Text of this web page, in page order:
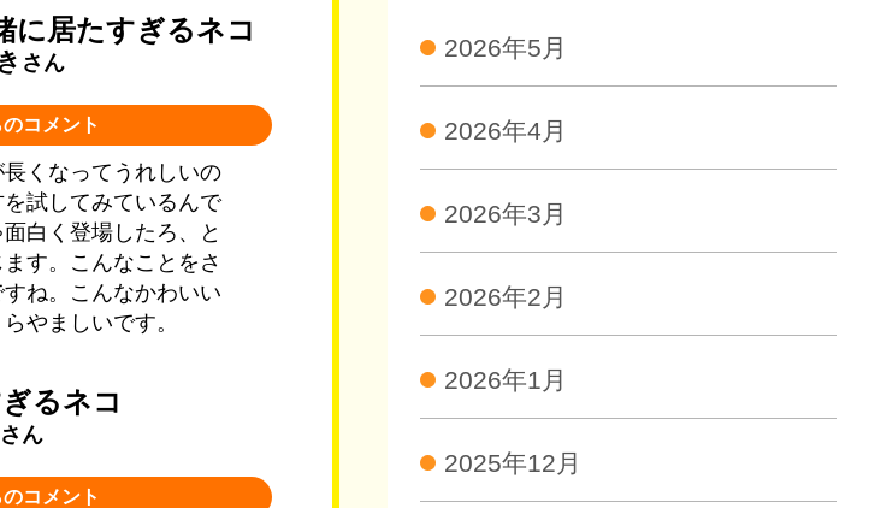
に居たすぎるネコ
さん
コメント
くなってうれしいの
試してみているんで
白く登場したろ、と
す。こんなことをさ
ね。こんなかわいい
やましいです。
るネコ
さん
コメント
2026年5月
2026年4月
2026年3月
2026年2月
2026年1月
2025年12月